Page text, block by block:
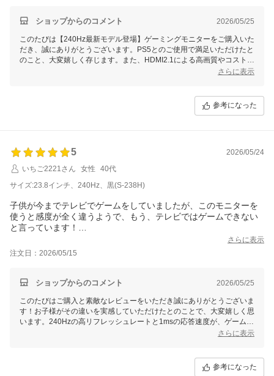
ショップからのコメント 2026/05/25
このたびは【240Hz最新モデル登場】ゲーミングモニターをご購入いた
だき、誠にありがとうございます。PS5とのご使用で満足いただけたと
のこと、大変嬉しく存じます。また、HDMI2.1による高画質やコストパ
フォーマンスについてお褒めの言葉をいただき感謝申し上げます。
届けできたようで安心いたしました。いただいた貴重なご意見を元に、
今後もより良いサービスを提供できるよう努力してまいります。今後と
さらに表示
参考になった
5
2026/05/24
いちご2221さん
女性
40代
サイズ:23.8インチ、240Hz、黒(S-238H)
子供が今までテレビでゲームをしていましたが、このモニターを
使うと感度が全く違うようで、もう、テレビではゲームできない
と言っています！
さらに表示
注文日：2026/05/15
ショップからのコメント 2026/05/25
このたびはご購入と素敵なレビューをいただき誠にありがとうございま
す！お子様がその違いを実感していただけたとのことで、大変嬉しく思
います。240Hzの高リフレッシュレートと1msの応答速度が、ゲームプ
レイでの滑らかさや感度の良さを体験する助けとなったのではないでし
さらに表示
参考になった